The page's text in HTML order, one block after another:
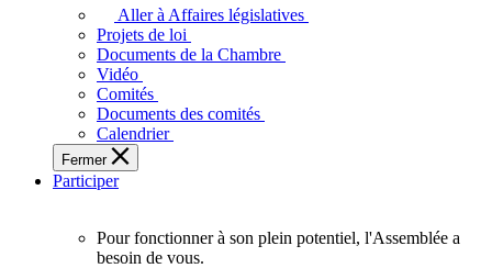
adopte
touchent
des
Ontariennes
et
Aller à Affaires législatives
Projets de loi
Documents de la Chambre
Vidéo
Comités
Documents des comités
Calendrier
Fermer
Participer
Pour fonctionner à son plein potentiel, l'Assemblée a
besoin de vous.